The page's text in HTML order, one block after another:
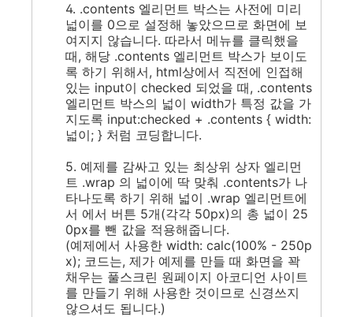
4. .contents 엘리먼트 박스는 사전에 미리
넓이를 0으로 설정해 놓았으므로 화면에 보
여지지 않습니다. 따라서 메뉴를 클릭했을
때, 해당 .contents 엘리먼트 박스가 보이도
록 하기 위해서, html상에서 직전에 인접해
있는 input이 checked 되었을 때, .contents
엘리먼트 박스의 넓이 width가 특정 값을 가
지도록 input:checked + .contents { width:
넓이; } 처럼 코딩합니다.
5. 예제를 감싸고 있는 최상위 상자 엘리먼
트 .wrap 의 넓이에 딱 맞춰 .contents가 나
타나도록 하기 위해 넓이 .wrap 엘리먼트에
서 에서 버튼 5개(각각 50px)의 총 넓이 25
0px를 뺀 값을 적용해줍니다.
(예제에서 사용한 width: calc(100% - 250p
x); 코드는, 제가 예제를 만들 때 화면을 꽉
채우는 풀스크린 원페이지 아코디언 사이트
를 만들기 위해 사용한 것이므로 신경쓰지
않으셔도 됩니다.)